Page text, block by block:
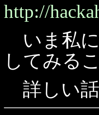
http://
いま私に
してみる
詳しい話